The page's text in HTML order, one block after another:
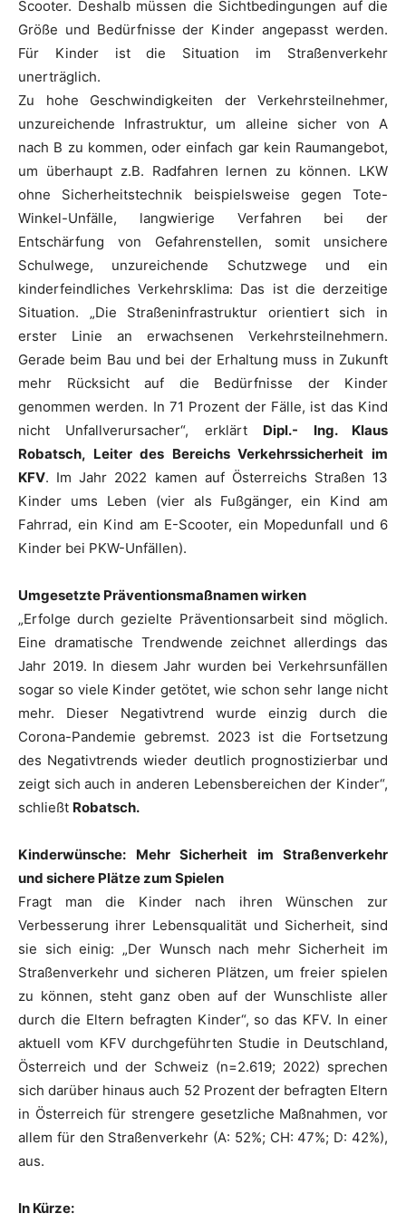
Scooter. Deshalb müssen die Sichtbedingungen auf die
Größe und Bedürfnisse der Kinder angepasst werden.
Für Kinder ist die Situation im Straßenverkehr
unerträglich.
Zu hohe Geschwindigkeiten der Verkehrsteilnehmer,
unzureichende Infrastruktur, um alleine sicher von A
nach B zu kommen, oder einfach gar kein Raumangebot,
um überhaupt z.B. Radfahren lernen zu können. LKW
ohne Sicherheitstechnik beispielsweise gegen Tote-
Winkel-Unfälle, langwierige Verfahren bei der
Entschärfung von Gefahrenstellen, somit unsichere
Schulwege, unzureichende Schutzwege und ein
kinderfeindliches Verkehrsklima: Das ist die derzeitige
Situation. „Die Straßeninfrastruktur orientiert sich in
erster Linie an erwachsenen Verkehrsteilnehmern.
Gerade beim Bau und bei der Erhaltung muss in Zukunft
mehr Rücksicht auf die Bedürfnisse der Kinder
genommen werden. In 71 Prozent der Fälle, ist das Kind
nicht Unfallverursacher“, erklärt Dipl.- Ing. Klaus
Robatsch, Leiter des Bereichs Verkehrssicherheit im
KFV. Im Jahr 2022 kamen auf Österreichs Straßen 13
Kinder ums Leben (vier als Fußgänger, ein Kind am
Fahrrad, ein Kind am E-Scooter, ein Mopedunfall und 6
Kinder bei PKW-Unfällen).
Umgesetzte Präventionsmaßnamen wirken
„Erfolge durch gezielte Präventionsarbeit sind möglich.
Eine dramatische Trendwende zeichnet allerdings das
Jahr 2019. In diesem Jahr wurden bei Verkehrsunfällen
sogar so viele Kinder getötet, wie schon sehr lange nicht
mehr. Dieser Negativtrend wurde einzig durch die
Corona-Pandemie gebremst. 2023 ist die Fortsetzung
des Negativtrends wieder deutlich prognostizierbar und
zeigt sich auch in anderen Lebensbereichen der Kinder“,
schließt Robatsch.
Kinderwünsche: Mehr Sicherheit im Straßenverkehr
und sichere Plätze zum Spielen
Fragt man die Kinder nach ihren Wünschen zur
Verbesserung ihrer Lebensqualität und Sicherheit, sind
sie sich einig: „Der Wunsch nach mehr Sicherheit im
Straßenverkehr und sicheren Plätzen, um freier spielen
zu können, steht ganz oben auf der Wunschliste aller
durch die Eltern befragten Kinder“, so das KFV. In einer
aktuell vom KFV durchgeführten Studie in Deutschland,
Österreich und der Schweiz (n=2.619; 2022) sprechen
sich darüber hinaus auch 52 Prozent der befragten Eltern
in Österreich für strengere gesetzliche Maßnahmen, vor
allem für den Straßenverkehr (A: 52%; CH: 47%; D: 42%),
aus.
In Kürze: